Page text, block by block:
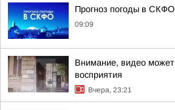
Прогноз погоды в СКФО
09:09
Внимание, видео
восприятия
Вчера, 23:21